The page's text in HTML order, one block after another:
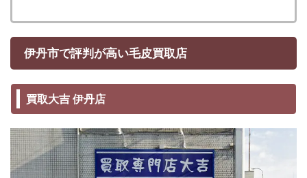
伊丹市で評判が高い毛皮買取店
買取大吉 伊丹店